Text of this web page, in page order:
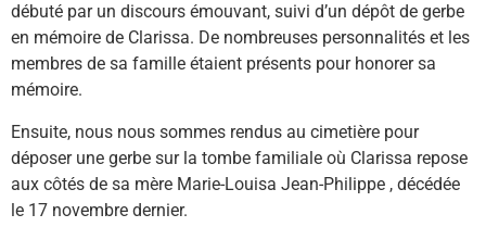
débuté par un discours émouvant, suivi d’un dépôt de gerbe
en mémoire de Clarissa. De nombreuses personnalités et les
membres de sa famille étaient présents pour honorer sa
mémoire.
Ensuite, nous nous sommes rendus au cimetière pour
déposer une gerbe sur la tombe familiale où Clarissa repose
aux côtés de sa mère Marie-Louisa Jean-Philippe , décédée
le 17 novembre dernier.